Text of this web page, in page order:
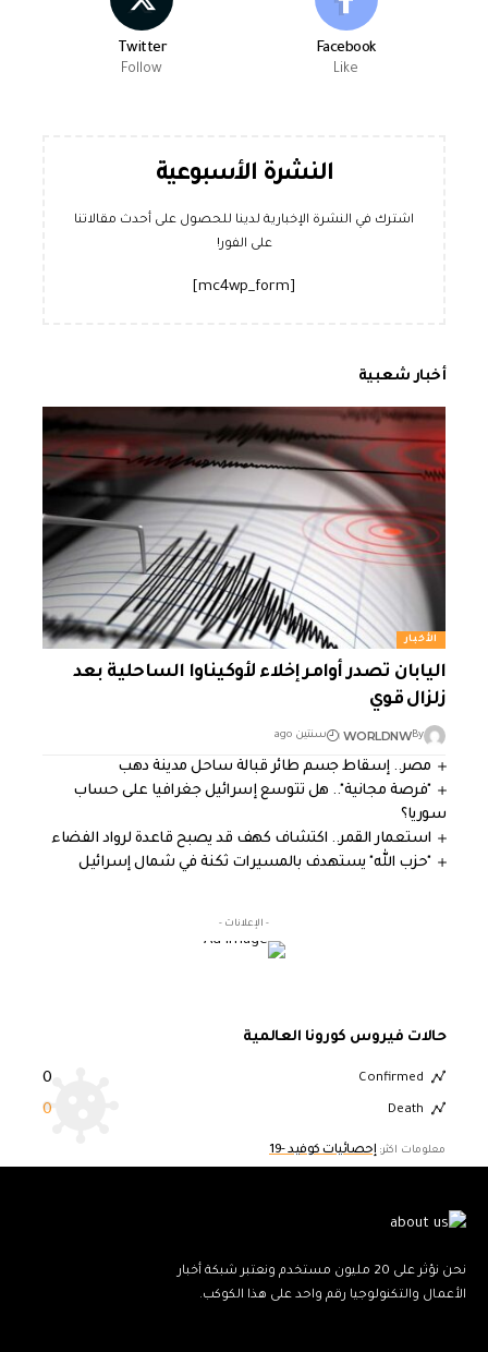
Facebook
Like
Twitter
Follow
النشرة الأسبوعية
اشترك في النشرة الإخبارية لدينا للحصول على أحدث مقالاتنا
على الفور!
أخبار شعبية
الأخبار
اليابان تصدر أوامر إخلاء لأوكيناوا الساحلية بعد
زلزال قوي
By
WORLDNW سنتين ago
مصر.. إسقاط جسم طائر قبالة ساحل مدينة دهب
"فرصة مجانية".. هل تتوسع إسرائيل جغرافيا على حساب
سوريا؟
استعمار القمر.. اكتشاف كهف قد يصبح قاعدة لرواد الفضاء
"حزب الله" يستهدف بالمسيرات ثكنة في شمال إسرائيل
- الإعلانات -
حالات فيروس كورونا العالمية
Confirmed
0
Death
0
معلومات اكثر: إحصائيات كوفيد -19
نحن نؤثر على 20 مليون مستخدم ونعتبر شبكة أخبار
الأعمال والتكنولوجيا رقم واحد على هذا الكوكب.